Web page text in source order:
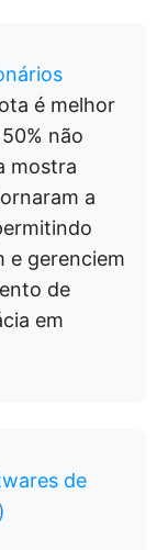
é melhor
não
mostra
a
e gerenciem
de
em
de